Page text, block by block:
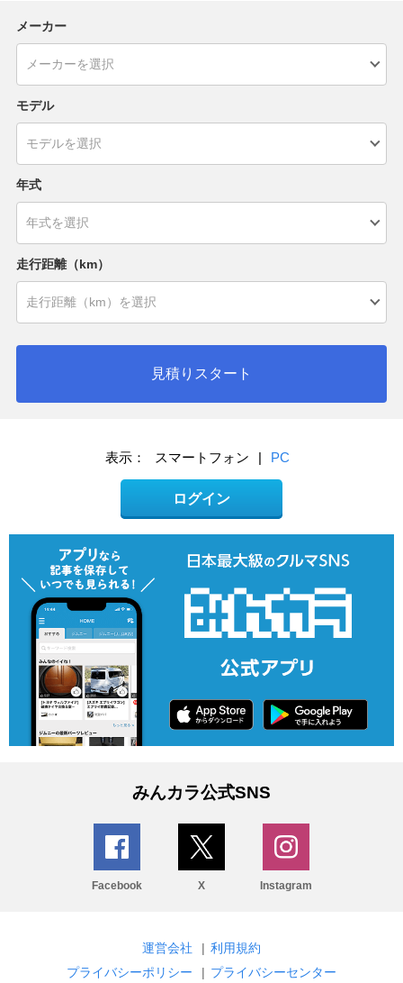
メーカー
モデル
年式
走行距離（km）
見積りスタート
表示： スマートフォン | PC
ログイン
みんカラ公式SNS
Facebook X Instagram
運営会社 | 利用規約
プライバシーポリシー
| プライバシーセンター